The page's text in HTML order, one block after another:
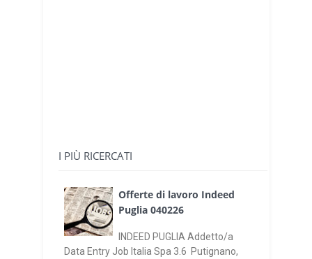
I PIÙ RICERCATI
Offerte di lavoro Indeed
Puglia 040226
INDEED PUGLIA Addetto/a
Data Entry Job Italia Spa 3.6 Putignano,